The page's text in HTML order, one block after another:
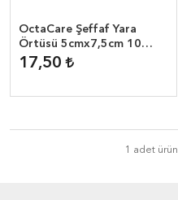
OctaCare Şeffaf Yara
Örtüsü 5cmx7,5cm 10
Adet
17,50
1 adet